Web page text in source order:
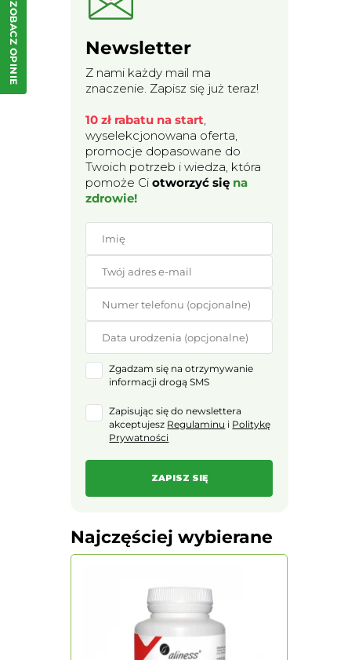
Newsletter
Z nami każdy mail ma
znaczenie. Zapisz się już teraz!
10 zł rabatu na start,
wyselekcjonowana oferta,
promocje dopasowane do
Twoich potrzeb i wiedza, która
pomoże Ciotworzyć się na
zdrowie!
Zgadzam się na otrzymywanie
informacji drogą SMS
Zapisując się do newslettera
akceptujesz Regulaminu i Politykę
Prywatności
Najczęściej wybierane
ZOBACZ OPINIE